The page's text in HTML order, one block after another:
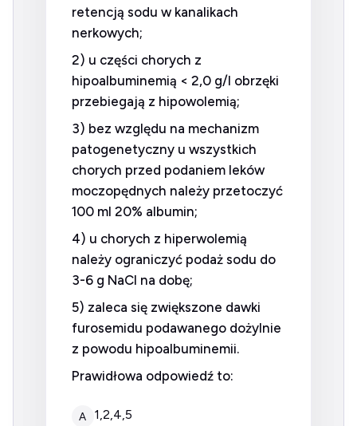
retencją sodu w kanalikach
nerkowych;
2) u części chorych z
hipoalbuminemią < 2,0 g/l obrzęki
przebiegają z hipowolemią;
3) bez względu na mechanizm
patogenetyczny u wszystkich
chorych przed podaniem leków
moczopędnych należy przetoczyć
100 ml 20% albumin;
4) u chorych z hiperwolemią
należy ograniczyć podaż sodu do
3-6 g NaCl na dobę;
5) zaleca się zwiększone dawki
furosemidu podawanego dożylnie
z powodu hipoalbuminemii.
Prawidłowa odpowiedź to:
A 1,2,4,5